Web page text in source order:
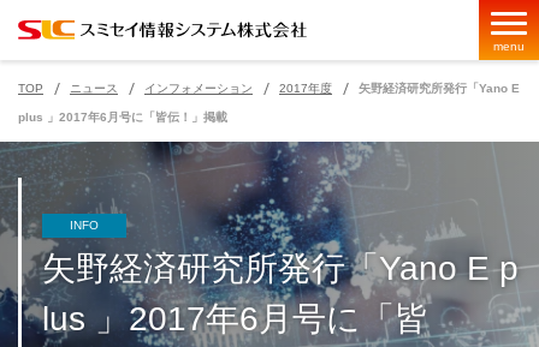
menu
ページの現在位置
TOP ニュース インフォメーション 2017年度 矢野経済研究所発行「Yano E
plus 」2017年6月号に「皆伝！」掲載
矢野経済研究所発行「Yano E p
lus 」2017年6月号に「皆
INFO